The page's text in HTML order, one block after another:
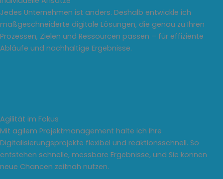
Jedes Unternehmen ist anders. Deshalb entwickle ich
maßgeschneiderte digitale Lösungen, die genau zu Ihren
Prozessen, Zielen und Ressourcen passen – für effiziente
Abläufe und nachhaltige Ergebnisse.
Agilität im Fokus
Mit agilem Projektmanagement halte ich Ihre
Digitalisierungsprojekte flexibel und reaktionsschnell. So
entstehen schnelle, messbare Ergebnisse, und Sie können
neue Chancen zeitnah nutzen.